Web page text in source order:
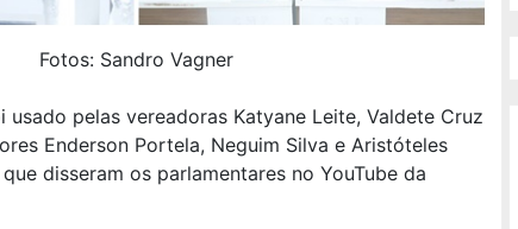
Fotos: Sandro Vagner
usado pelas vereadoras Katyane Leite, Valdete Cruz
Enderson Portela, Neguim Silva e Aristóteles
disseram os parlamentares no YouTube da